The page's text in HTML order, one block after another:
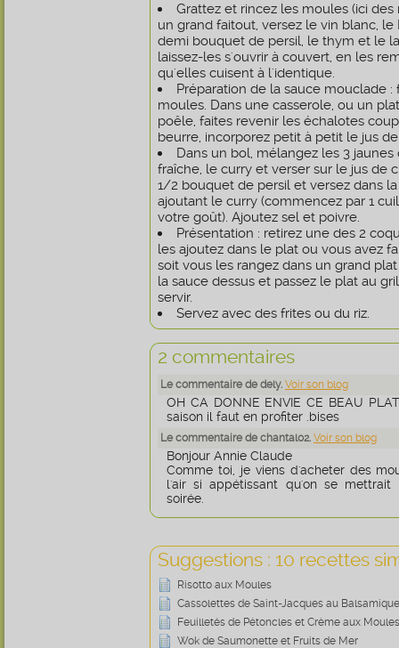
Grattez et rincez les moules (ici
un grand faitout, versez le vin blanc, le
demi bouquet de persil, le thym et le
laissez-les s'ouvrir à couvert, en les
qu'elles cuisent à l'identique.
Préparation de la sauce mouclade
moules. Dans une casserole, ou un
poêle, faites revenir les échalotes
beurre, incorporez petit à petit le jus
Dans un bol, mélangez les 3
fraîche, le curry et verser sur le jus de
1/2 bouquet de persil et versez dans
ajoutant le curry (commencez par 1
votre goût). Ajoutez sel et poivre.
Présentation : retirez une des 2
les ajoutez dans le plat ou vous avez
soit vous les rangez dans un grand
la sauce dessus et passez le plat au
servir.
Servez avec des frites ou du riz.
2 commentaires
Le commentaire de dely. Voir son blog
OH CA DONNE ENVIE CE BEAU
saison il faut en profiter .bises
Le commentaire de chantal02. Voir son blog
Bonjour Annie Claude
Comme toi, je viens d'acheter des
l'air si appétissant qu'on se mettrait
soirée.
Suggestions : 10 recettes
Risotto aux Moules
Cassolettes de Saint-Jacques au Balsamique
Feuilletés de Pétoncles et Crème aux Moules
Wok de Saumonette et Fruits de Mer